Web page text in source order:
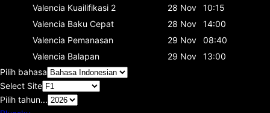
Valencia Kuailifikasi 2 28 Nov
10:15
Valencia Baku Cepat 28 Nov
14:00
Valencia Pemanasan 29 Nov
08:40
Valencia Balapan 29 Nov
13:00
Pilih bahasa
Select Site
Pilih tahun...